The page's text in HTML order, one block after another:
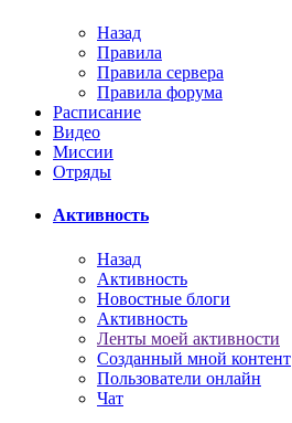
Назад
Правила
Правила сервера
Правила форума
Расписание
Видео
Миссии
Отряды
Активность
Назад
Активность
Новостные блоги
Активность
Ленты моей активности
Созданный мной контент
Пользователи онлайн
Чат